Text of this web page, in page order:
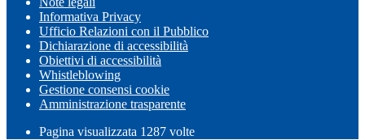
Informativa Privacy
Ufficio Relazioni con il Pubblico
Dichiarazione di accessibilità
Obiettivi di accessibilità
Whistleblowing
Gestione consensi cookie
Amministrazione trasparente
Pagina visualizzata 1287 volte